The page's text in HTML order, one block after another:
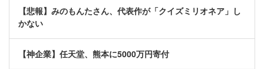
【悲報】みのもんたさん、代表作が「クイズミリオネア」し
かない
【神企業】任天堂、熊本に5000万円寄付